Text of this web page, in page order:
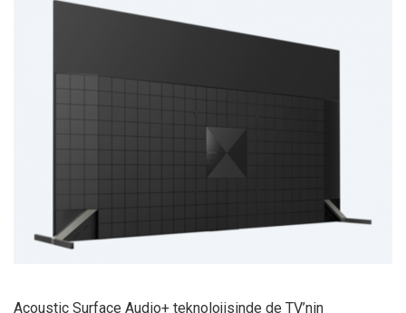
Acoustic Surface Audio+ teknolojisinde de TV’nin